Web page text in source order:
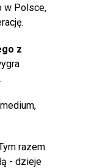
w Polsce,
z
razem
- dzieje